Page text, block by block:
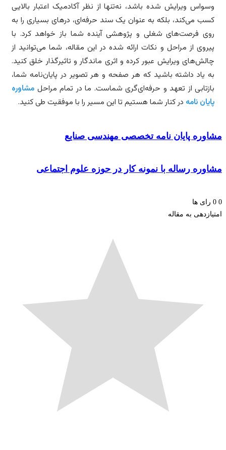
ویرایش شده باشد، نه‌تنها از نظر آکادمیک اعتبار بالایی
می‌کند، بلکه به عنوان یک سند حرفه‌ای، درهای بسیاری را به
فرصت‌های شغلی و پژوهشی آینده شما باز خواهد کرد. با
از مراحل و نکات ارائه شده در این مقاله، شما می‌توانید از
ویرایش عبور کرده و اثری ماندگار و تاثیرگذار خلق کنید.
یاد داشته باشید که هر صفحه و هر تصویر در پایان‌نامه شما،
از تعهد و حرفه‌ای‌گری شماست. ما در تمام مراحلمشاوره
نامهدر کنار شما هستیم تا این مسیر را با موفقیت طی کنید.
پایان نامه تخصصی مهندسی صنایع
رساله با نمونه کار در حوزه علوم اجتماعی
ها
به مقاله